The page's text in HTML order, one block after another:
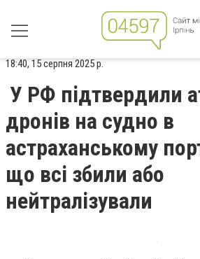
18:40, 15 серпня 2025 р.
У РФ підтвердили
дронів на судно в
астраханському
що всі збили або
нейтралізували